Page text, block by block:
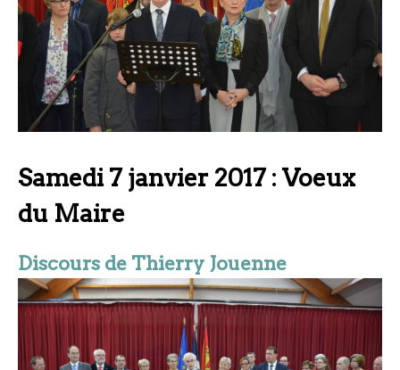
Samedi 7 janvier 2017 : Voeux
du Maire
Discours de Thierry Jouenne